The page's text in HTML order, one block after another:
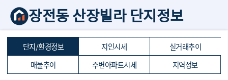
장전동 산장빌라 단지정보
단지/환경정보 지인시세
실거래추이
매물추이
주변아파트시세 지역정보